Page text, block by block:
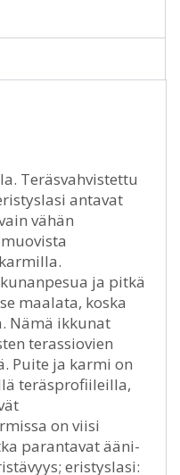
Teräsvahvistettu
antavat
vähän
ja pitkä
maalata, koska
Nämä ikkunat
terassiovien
Puite ja karmi on
teräsprofiileilla,
on viisi
parantavat ääni-
eristyslasi: